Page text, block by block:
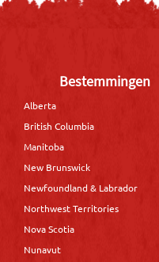
Bestemmingen
Alberta
British Columbia
Manitoba
New Brunswick
Newfoundland & Labrador
Northwest Territories
Nova Scotia
Nunavut